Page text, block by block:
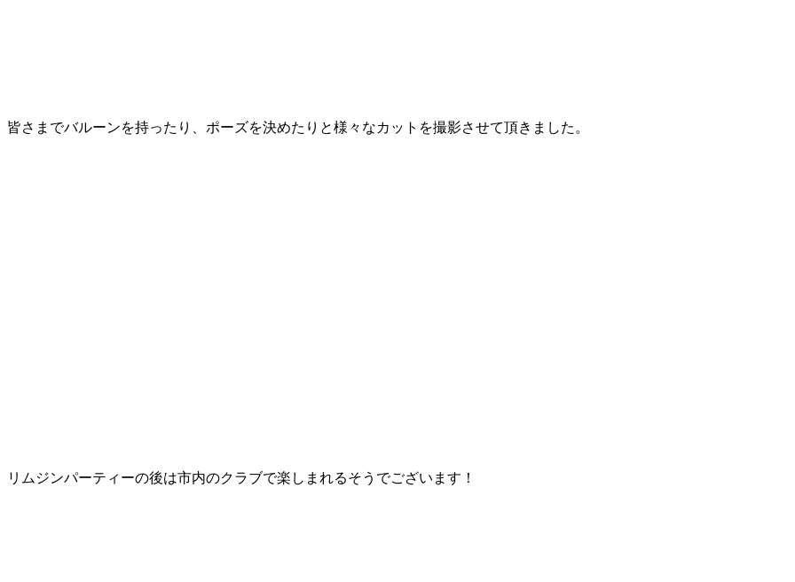
皆さまでバルーンを持ったり、ポーズを決めたりと様々なカットを撮影させて頂きました。
リムジンパーティーの後は市内のクラブで楽しまれるそうでございます！